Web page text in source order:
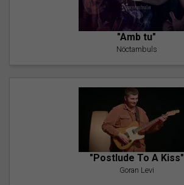
"Amb tu"
Nöctambuls
"Postlude To A Kiss"
Goran Levi